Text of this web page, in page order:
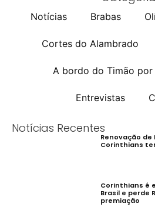
Notícias Brabas
Cortes do Alambrado
A bordo do Timão por
Entrevistas
Notícias Recentes
Renovação de
Corinthians
Corinthians é
Brasil e perde
premiação